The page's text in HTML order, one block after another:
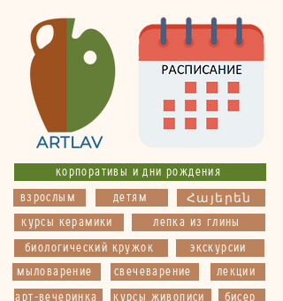
корпоративы и дни рождения
детям
взрослым Հայերեն
мыловарение свечеварение
арт-вечеринка бисер
экскурсии
лепка из глины
курсы живописи
лекции
биологический кружок
курсы керамики